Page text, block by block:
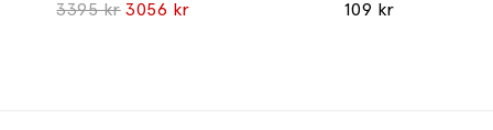
3395 kr 3056 kr
109 kr